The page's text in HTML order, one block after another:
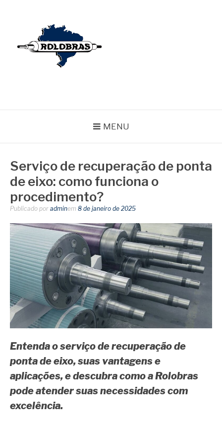
MENU
Serviço de recuperação de ponta
de eixo: como funciona o
procedimento?
Publicado por adminem 8 de janeiro de 2025
Entenda o serviço de recuperação de
ponta de eixo, suas vantagens e
aplicações, e descubra como a Rolobras
pode atender suas necessidades com
excelência.